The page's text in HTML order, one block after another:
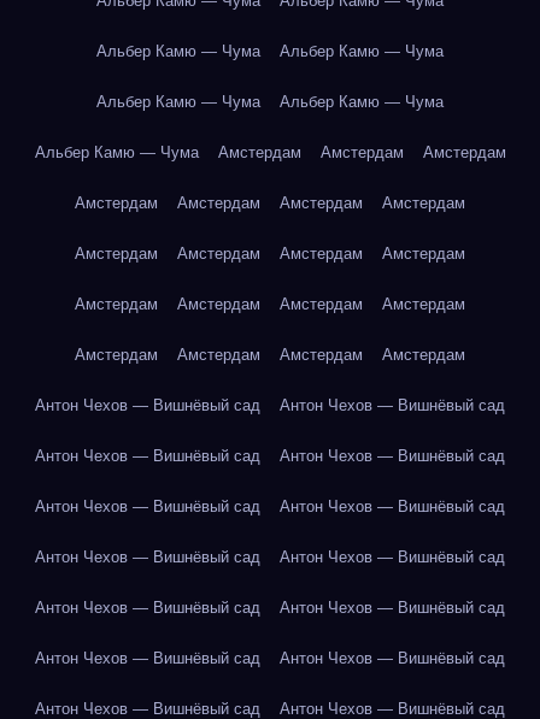
Альбер Камю — Чума Альбер Камю — Чума
Альбер Камю — Чума Альбер Камю — Чума
Альбер Камю — Чума Амстердам Амстердам Амстердам
Амстердам Амстердам Амстердам Амстердам
Амстердам Амстердам Амстердам Амстердам
Амстердам Амстердам Амстердам Амстердам
Амстердам Амстердам Амстердам Амстердам
Антон Чехов — Вишнёвый сад Антон Чехов — Вишнёвый сад
Антон Чехов — Вишнёвый сад Антон Чехов — Вишнёвый сад
Антон Чехов — Вишнёвый сад Антон Чехов — Вишнёвый сад
Антон Чехов — Вишнёвый сад Антон Чехов — Вишнёвый сад
Антон Чехов — Вишнёвый сад Антон Чехов — Вишнёвый сад
Антон Чехов — Вишнёвый сад Антон Чехов — Вишнёвый сад
Антон Чехов — Вишнёвый сад Антон Чехов — Вишнёвый сад